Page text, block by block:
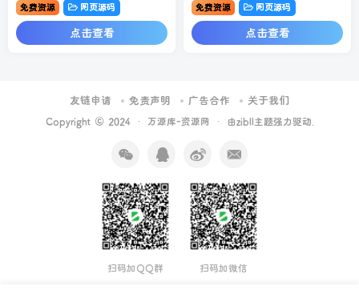
免费资源 网页源码
点击查看
免费资源 网页源码
点击查看
友链申请 免责声明 广告合作 关于我们
Copyright © 2024 · 万源库-资源网 · 由zibll主题强力驱动.
扫码加QQ群 扫码加微信